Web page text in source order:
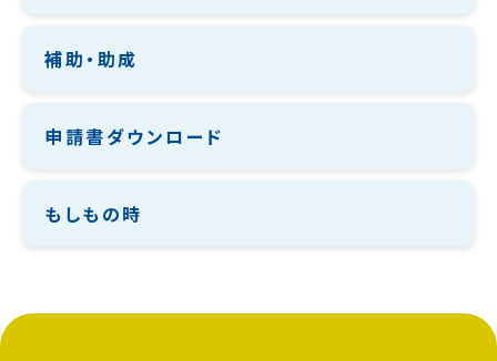
補助・助成
申請書ダウンロード
もしもの時